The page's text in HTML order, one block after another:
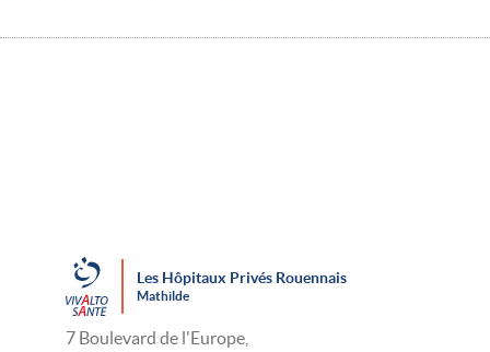
Les Hôpitaux Privés Rouennais
Mathilde
7 Boulevard de l'Europe,